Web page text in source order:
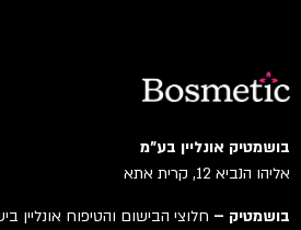
בושמטיק אונליין בע"מ
אליהו הנביא 12, קרית אתא
בושמטיק –חלוצי הבישום והטיפוח אונליין